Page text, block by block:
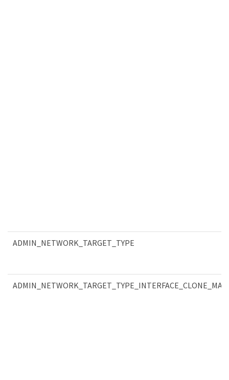
ADMIN_NETWORK_TARGET_TYPE
ADMIN_NETWORK_TARGET_TYPE_INTERFACE_CLONE_MAC